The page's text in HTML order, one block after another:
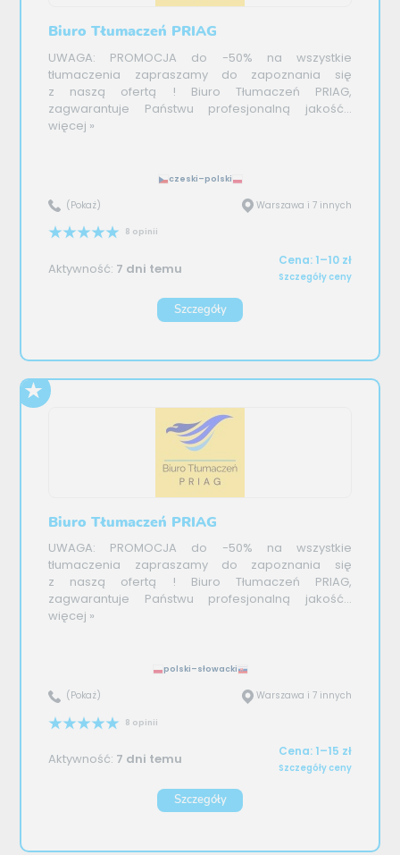
Biuro Tłumaczeń PRIAG
UWAGA: PROMOCJA do -50% na wszystkie
tłumaczenia zapraszamy do zapoznania się
z naszą ofertą ! Biuro Tłumaczeń PRIAG,
zagwarantuje Państwu profesjonalną jakość...
więcej »
czeski–polski
(Pokaż) Warszawa i 7 innych
8 opinii
Aktywność: 7 dni temu Cena: 1–10 zł
Szczegóły ceny
Szczegóły
Biuro Tłumaczeń PRIAG
UWAGA: PROMOCJA do -50% na wszystkie
tłumaczenia zapraszamy do zapoznania się
z naszą ofertą ! Biuro Tłumaczeń PRIAG,
zagwarantuje Państwu profesjonalną jakość...
więcej »
polski–słowacki
(Pokaż) Warszawa i 7 innych
8 opinii
Aktywność: 7 dni temu Cena: 1–15 zł
Szczegóły ceny
Szczegóły